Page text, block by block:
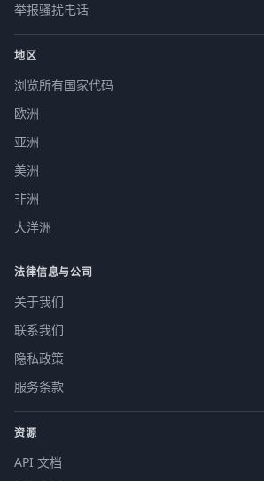
举报骚扰电话
地区
浏览所有国家代码
欧洲
亚洲
美洲
非洲
大洋洲
法律信息与公司
关于我们
联系我们
隐私政策
服务条款
资源
API 文档